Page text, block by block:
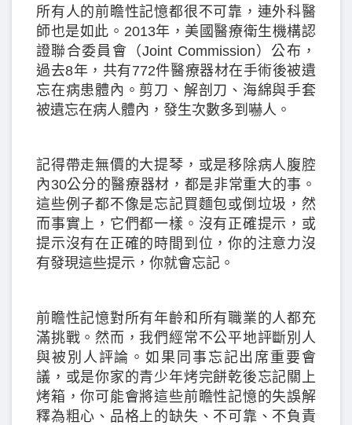
所有人的前瞻性記憶都很不可靠，連外科醫
師也是如此。2013年，美國醫療衛生機構認
證聯合委員會（Joint Commission）公布，
過去8年，共有772件醫療器材在手術後被遺
忘在病患體內。剪刀、解剖刀、海綿與手套
被遺忘在病人體內，發生次數多到嚇人。
記得帶走無價的大提琴，或是移除病人腹腔
內30公分的醫療器材，都是非常重大的事。
這些例子都不像是忘記買麵包或倒垃圾，然
而事實上，它們都一樣。沒有正確提示，或
提示沒有在正確的時間到位，你的注意力沒
有發現這些提示，你就會忘記。
前瞻性記憶對所有年齡和所有職業的人都充
滿挑戰。然而，我們經常不公平地評斷別人
與被別人評論。如果同事忘記出席重要會
議，或是你家的青少年烤完餅乾後忘記關上
烤箱，你可能會將這些前瞻性記憶的失誤解
釋為粗心、品格上的缺失、不可靠、不負責